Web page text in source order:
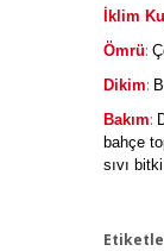
İklim
Ömrü:
Dikim:
Bakım:
bahçe
sıvı